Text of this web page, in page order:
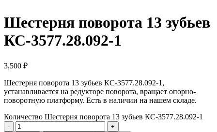
Шестерня поворота 13 зубьев
КС-3577.28.092-1
3,500 ₽
Шестерня поворота 13 зубьев КС-3577.28.092-1,
устанавливается на редукторе поворота, вращает опорно-
поворотную платформу. Есть в наличии на нашем складе.
Количество Шестерня поворота 13 зубьев КС-3577.28.092-1